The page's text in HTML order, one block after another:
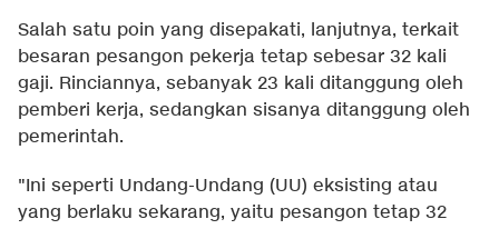
Salah satu poin yang disepakati, lanjutnya, terkait
besaran pesangon pekerja tetap sebesar 32 kali
gaji. Rinciannya, sebanyak 23 kali ditanggung oleh
pemberi kerja, sedangkan sisanya ditanggung oleh
pemerintah.
"Ini seperti Undang-Undang (UU) eksisting atau
yang berlaku sekarang, yaitu pesangon tetap 32